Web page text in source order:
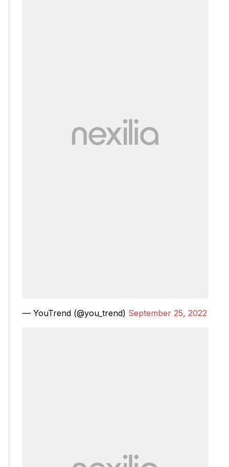
— YouTrend (@you_trend) September 25, 2022